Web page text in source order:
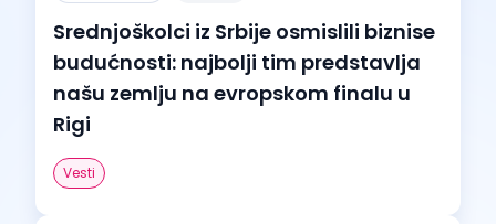
Srednjoškolci iz Srbije osmislili biznise
budućnosti: najbolji tim predstavlja
našu zemlju na evropskom finalu u
Rigi
Vesti